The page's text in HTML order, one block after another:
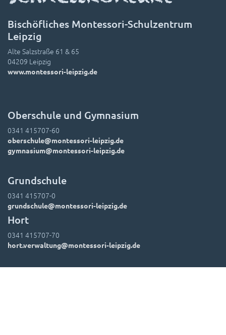
Bischöfliches Montessori-Schulzentrum
Leipzig
Alte Salzstraße 61 & 65
04209 Leipzig
www.montessori-leipzig.de
Oberschule und Gymnasium
0341 415707-60
oberschule@montessori-leipzig.de
gymnasium@montessori-leipzig.de
Grundschule
0341 415707-0
grundschule@montessori-leipzig.de
Hort
0341 415707-70
hort.verwaltung@montessori-leipzig.de